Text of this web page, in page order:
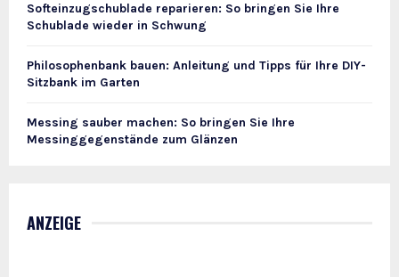
Softeinzugschublade reparieren: So bringen Sie Ihre
Schublade wieder in Schwung
Philosophenbank bauen: Anleitung und Tipps für Ihre DIY-
Sitzbank im Garten
Messing sauber machen: So bringen Sie Ihre
Messinggegenstände zum Glänzen
ANZEIGE